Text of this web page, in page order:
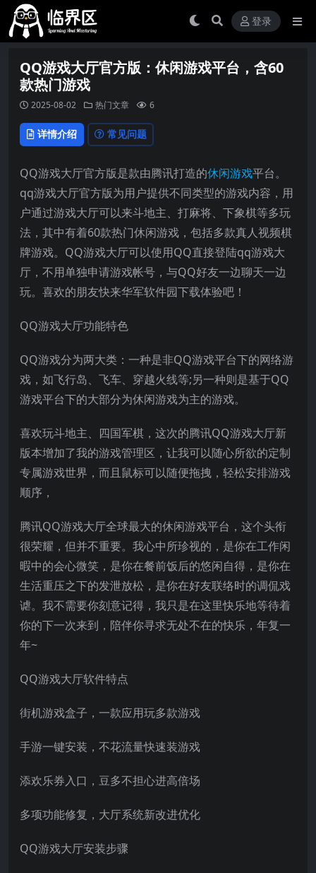
登录
QQ游戏大厅官方版：休闲游戏平台，含60
款热门游戏
2025-08-02 热门文章 6
详情介绍 常见问题
QQ游戏大厅官方版是款由腾讯打造的休闲游戏平台。
qq游戏大厅官方版为用户提供不同类型的游戏内容，用
户通过游戏大厅可以来斗地主、打麻将、下象棋等多玩
法，其中有着60款热门休闲游戏，包括多款真人视频棋
牌游戏。QQ游戏大厅可以使用QQ直接登陆qq游戏大
厅，不用单独申请游戏帐号，与QQ好友一边聊天一边
玩。喜欢的朋友快来华军软件园下载体验吧！
QQ游戏大厅功能特色
QQ游戏分为两大类：一种是非QQ游戏平台下的网络游
戏，如飞行岛、飞车、穿越火线等;另一种则是基于QQ
游戏平台下的大部分为休闲游戏为主的游戏。
喜欢玩斗地主、四国军棋，这次的腾讯QQ游戏大厅新
版本增加了我的游戏管理区，让我可以随心所欲的定制
专属游戏世界，而且鼠标可以随便拖拽，轻松安排游戏
顺序，
腾讯QQ游戏大厅全球最大的休闲游戏平台，这个头衔
很荣耀，但并不重要。我心中所珍视的，是你在工作闲
暇中的会心微笑，是你在餐前饭后的悠闲自得，是你在
生活重压之下的发泄放松，是你在好友联络时的调侃戏
谑。我不需要你刻意记得，我只是在这里快乐地等待着
你的下一次来到，陪伴你寻求无处不在的快乐，年复一
年~
QQ游戏大厅软件特点
街机游戏盒子，一款应用玩多款游戏
手游一键安装，不花流量快速装游戏
添欢乐券入口，豆多不担心进高倍场
多项功能修复，大厅系统新改进优化
QQ游戏大厅安装步骤